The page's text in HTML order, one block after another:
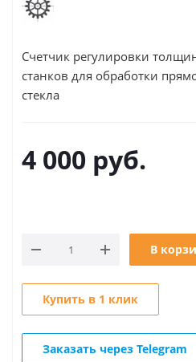
Счетчик регулировки
станков для обработки
стекла
4 000 руб.
В
Купить в 1 клик
Заказать через Telegram